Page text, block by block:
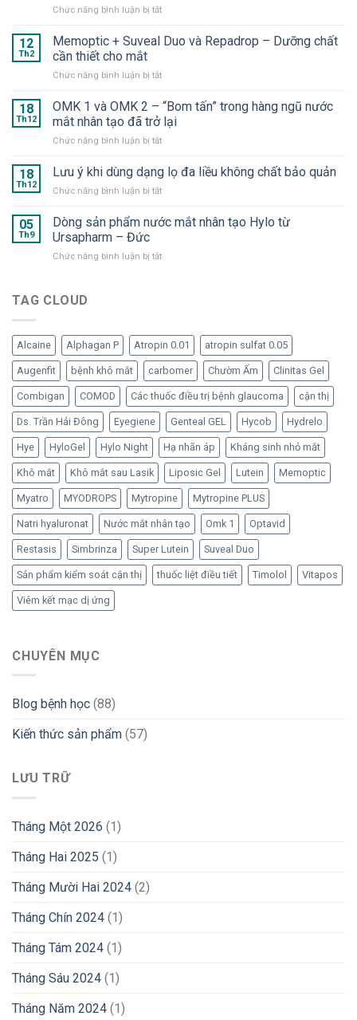
Chức năng bình luận bị tắtở
phẩm
của
2025
–
Hyaluron
Eye
–
tạo
tép
12
Th2
Memoptic + Suveal Duo và Repadrop – Dưỡng chất
cần thiết cho mắt
Chức năng bình luận bị tắtở
+
Suveal
Duo
và
–
chất
thiết
18
Th12
OMK 1 và OMK 2 – “Bom tấn” trong hàng ngũ nước
mắt nhân tạo đã trở lại
Chức năng bình luận bị tắtở
1
và
OMK
–
trong
tạo
đã
trở
lại
18
Th12
Lưu ý khi dùng dạng lọ đa liều không chất bảo quản
Chức năng bình luận bị tắtở
ý
dạng
bảo
quản
05
Th9
Dòng sản phẩm nước mắt nhân tạo Hylo từ
Ursapharm – Đức
Chức năng bình luận bị tắtở
nhân
tạo
Hylo
Ursapharm
–
Đức
TAG CLOUD
Alcaine Alphagan P Atropin 0.01 atropin sulfat 0.05
Augenfit bệnh khô mắt carbomer Chườm Ấm Clinitas Gel
Combigan COMOD Các thuốc điều trị bệnh glaucoma cận thị
Ds. Trần Hải Đông Eyegiene Genteal GEL Hycob Hydrelo
Hye HyloGel Hylo Night Hạ nhãn áp Kháng sinh nhỏ mắt
Khô mắt Khô mắt sau Lasik Liposic Gel Lutein Memoptic
Myatro MYODROPS Mytropine Mytropine PLUS
Natri hyaluronat Nước mắt nhân tạo Omk 1 Optavid
Restasis Simbrinza Super Lutein Suveal Duo
Sản phẩm kiểm soát cận thị thuốc liệt điều tiết Timolol Vitapos
Viêm kết mạc dị ứng
CHUYÊN MỤC
Blog bệnh học (88)
Kiến thức sản phẩm (57)
LƯU TRỮ
Tháng Một 2026 (1)
Tháng Hai 2025 (1)
Tháng Mười Hai 2024 (2)
Tháng Chín 2024 (1)
Tháng Tám 2024 (1)
Tháng Sáu 2024 (1)
Tháng Năm 2024 (1)